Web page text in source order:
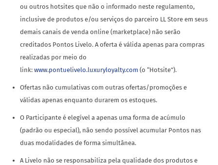
ou outros hotsites que não o informado neste regulamento,
inclusive de produtos e/ou serviços do parceiro LL Store em seus
demais canais de venda online (marketplace) não serão
creditados Pontos Livelo. A oferta é válida apenas para compras
realizadas por meio do
link: www.pontuelivelo.luxuryloyalty.com (o “Hotsite”).
Ofertas não cumulativas com outras ofertas/promoções e
válidas apenas enquanto durarem os estoques.
O Participante é elegível a apenas uma forma de acúmulo
(padrão ou especial), não sendo possível acumular Pontos nas
duas modalidades de forma simultânea.
A Livelo não se responsabiliza pela qualidade dos produtos e